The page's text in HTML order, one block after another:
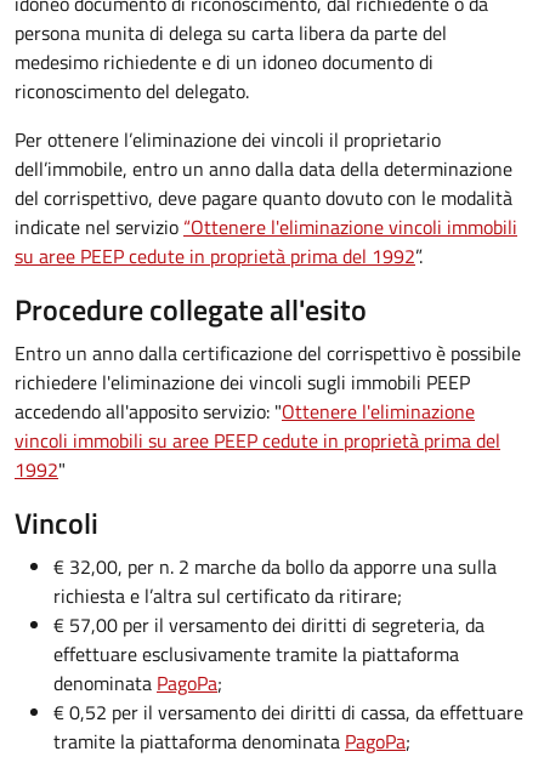
persona munita di delega su carta libera da parte del
medesimo richiedente e di un idoneo documento di
riconoscimento del delegato.
Per ottenere l’eliminazione dei vincoli il proprietario
dell’immobile, entro un anno dalla data della determinazione
del corrispettivo, deve pagare quanto dovuto con le modalità
indicate nel servizio “Ottenere l'eliminazione vincoli immobili
su aree PEEP cedute in proprietà prima del 1992”.
Procedure collegate all'esito
Entro un anno dalla certificazione del corrispettivo è possibile
richiedere l'eliminazione dei vincoli sugli immobili PEEP
accedendo all'apposito servizio: "Ottenere l'eliminazione
vincoli immobili su aree PEEP cedute in proprietà prima del
1992"
Vincoli
€ 32,00, per n. 2 marche da bollo da apporre una sulla
richiesta e l’altra sul certificato da ritirare;
€ 57,00 per il versamento dei diritti di segreteria, da
effettuare esclusivamente tramite la piattaforma
denominata PagoPa;
€ 0,52 per il versamento dei diritti di cassa, da effettuare
tramite la piattaforma denominata PagoPa;